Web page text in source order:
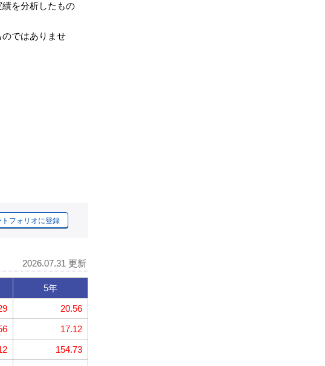
を分析したもの
ではありませ
トフォリオに登録
2026.07.31 更新
5年
20.56
17.12
154.73